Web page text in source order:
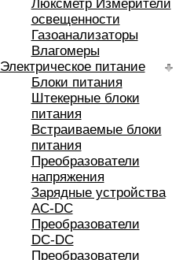
Люксметр Измерители
освещенности
Газоанализаторы
Влагомеры
Электрическое питание
Блоки питания
Штекерные блоки
питания
Встраиваемые блоки
питания
Преобразователи
напряжения
Зарядные устройства
AC-DC
Преобразователи
DC-DC
Преобразователи